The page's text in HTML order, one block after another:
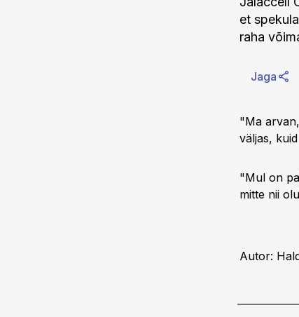
et
raha
Jaga
"Ma
väljas,
"Mul on
mitte nii
Autor: